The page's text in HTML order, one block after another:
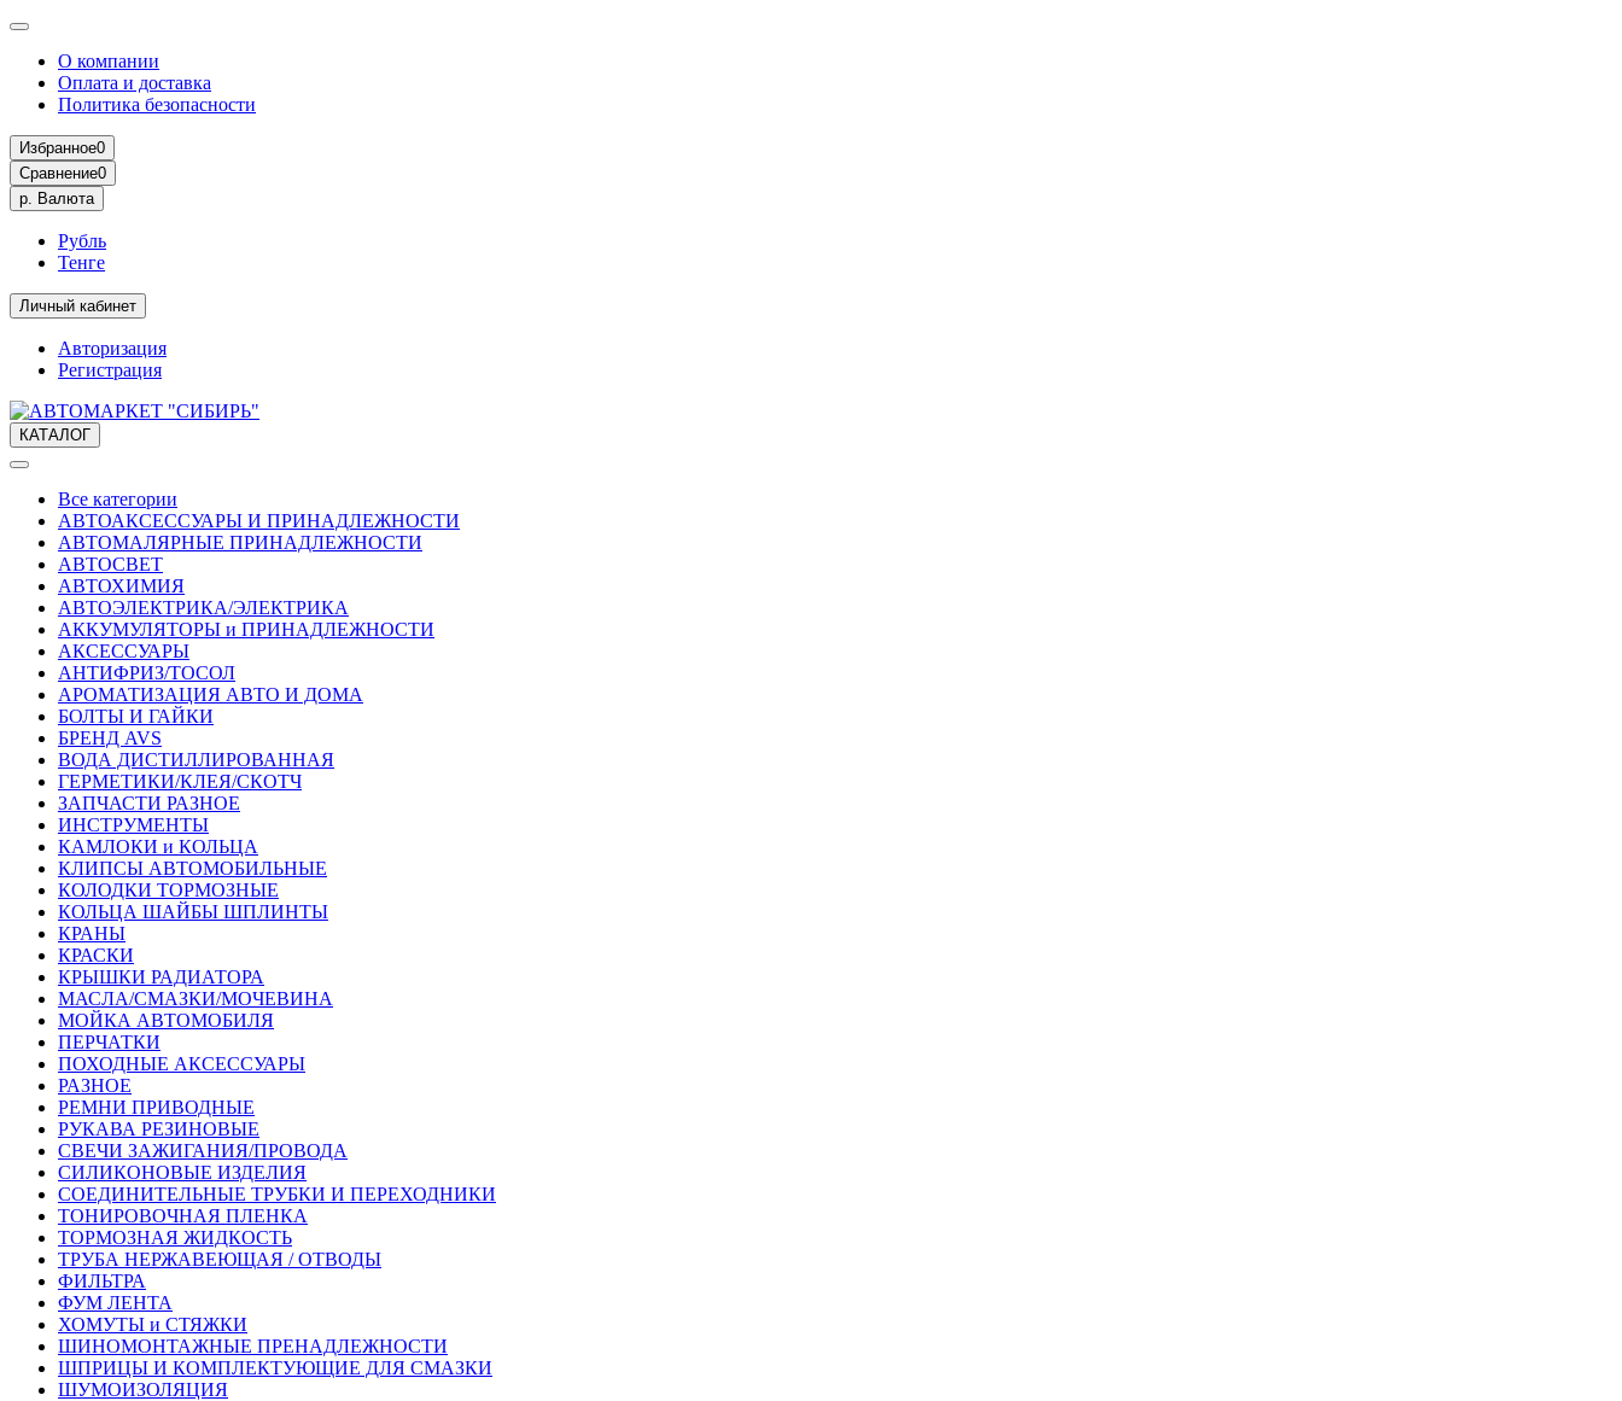
О компании
Оплата и доставка
Политика безопасности
Избранное0
Сравнение0
р. Валюта
Рубль
Тенге
Личный кабинет
Авторизация
Регистрация
КАТАЛОГ
Все категории
АВТОАКСЕССУАРЫ И ПРИНАДЛЕЖНОСТИ
АВТОМАЛЯРНЫЕ ПРИНАДЛЕЖНОСТИ
АВТОСВЕТ
АВТОХИМИЯ
АВТОЭЛЕКТРИКА/ЭЛЕКТРИКА
АККУМУЛЯТОРЫ и ПРИНАДЛЕЖНОСТИ
АКСЕССУАРЫ
АНТИФРИЗ/ТОСОЛ
АРОМАТИЗАЦИЯ АВТО И ДОМА
БОЛТЫ И ГАЙКИ
БРЕНД AVS
ВОДА ДИСТИЛЛИРОВАННАЯ
ГЕРМЕТИКИ/КЛЕЯ/СКОТЧ
ЗАПЧАСТИ РАЗНОЕ
ИНСТРУМЕНТЫ
КАМЛОКИ и КОЛЬЦА
КЛИПСЫ АВТОМОБИЛЬНЫЕ
КОЛОДКИ ТОРМОЗНЫЕ
КОЛЬЦА ШАЙБЫ ШПЛИНТЫ
КРАНЫ
КРАСКИ
КРЫШКИ РАДИАТОРА
МАСЛА/СМАЗКИ/МОЧЕВИНА
МОЙКА АВТОМОБИЛЯ
ПЕРЧАТКИ
ПОХОДНЫЕ АКСЕССУАРЫ
РАЗНОЕ
РЕМНИ ПРИВОДНЫЕ
РУКАВА РЕЗИНОВЫЕ
СВЕЧИ ЗАЖИГАНИЯ/ПРОВОДА
СИЛИКОНОВЫЕ ИЗДЕЛИЯ
СОЕДИНИТЕЛЬНЫЕ ТРУБКИ И ПЕРЕХОДНИКИ
ТОНИРОВОЧНАЯ ПЛЕНКА
ТОРМОЗНАЯ ЖИДКОСТЬ
ТРУБА НЕРЖАВЕЮЩАЯ / ОТВОДЫ
ФИЛЬТРА
ФУМ ЛЕНТА
ХОМУТЫ и СТЯЖКИ
ШИНОМОНТАЖНЫЕ ПРЕНАДЛЕЖНОСТИ
ШПРИЦЫ И КОМПЛЕКТУЮЩИЕ ДЛЯ СМАЗКИ
ШУМОИЗОЛЯЦИЯ